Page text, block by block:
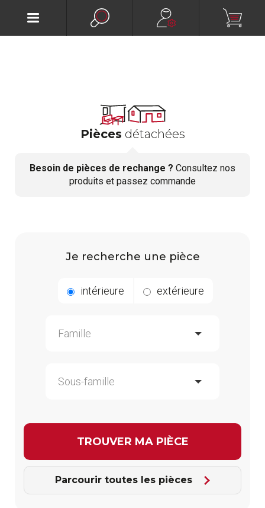
Pièces détachées
Besoin de pièces de rechange ? Consultez nos
produits et passez commande
Je recherche une pièce
intérieure extérieure
Parcourir toutes les pièces